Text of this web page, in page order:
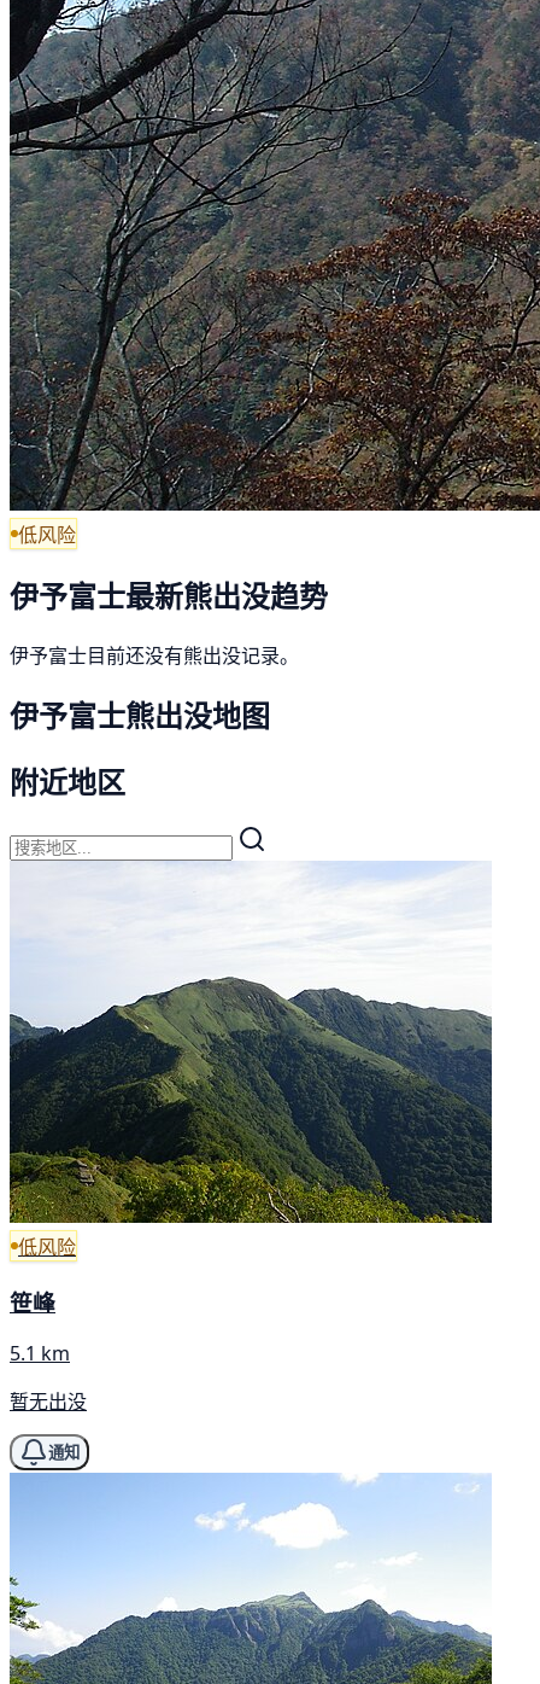
低风险
伊予富士最新熊出没趋势
伊予富士目前还没有熊出没记录。
伊予富士熊出没地图
附近地区
低风险
笹峰
5.1 km
暂无出没
通知